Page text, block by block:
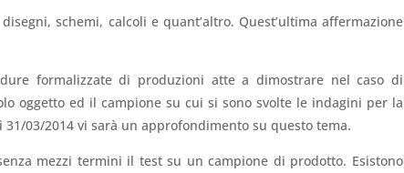
schemi, calcoli e quant’altro. Quest’ultima affermazione
formalizzate di produzioni atte a dimostrare nel caso di
oggetto ed il campione su cui si sono svolte le indagini per la
03/2014 vi sarà un approfondimento su questo tema.
mezzi termini il test su un campione di prodotto. Esistono